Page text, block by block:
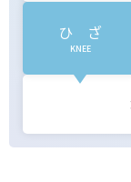
ひ ざ
KNEE